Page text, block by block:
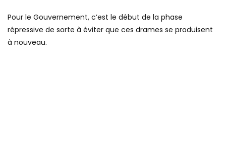
Pour le Gouvernement, c’est le début de la phase
répressive de sorte à éviter que ces drames se produisent
à nouveau.